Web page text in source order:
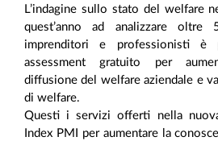
L’indagine sullo stato del welfare
quest’anno ad analizzare
imprenditori e professionisti è
assessment gratuito per
diffusione del welfare aziendale e
di welfare.
Questi i servizi offerti nella
Index PMI per aumentare la